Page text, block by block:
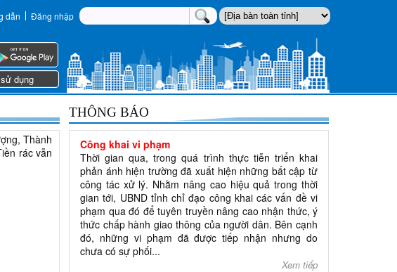
dẫn Đăng nhập
dụng
Thành
rác vẫn
THÔNG BÁO
Công khai vi phạm
Thời gian qua, trong quá trình thực tiễn triển khai
phản ánh hiện trường đã xuất hiện những bất cập từ
công tác xử lý. Nhằm nâng cao hiệu quả trong thời
gian tới, UBND tỉnh chỉ đạo công khai các vấn đề vi
phạm qua đó để tuyên truyền nâng cao nhận thức, ý
thức chấp hành giao thông của người dân. Bên cạnh
đó, những vi phạm đã được tiếp nhận nhưng do
chưa có sự phối...
Xem tiếp